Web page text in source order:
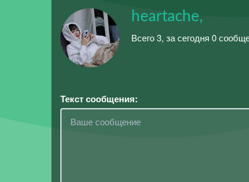
heartache,
Всего 3, за сегодня 0
Текст сообщения: